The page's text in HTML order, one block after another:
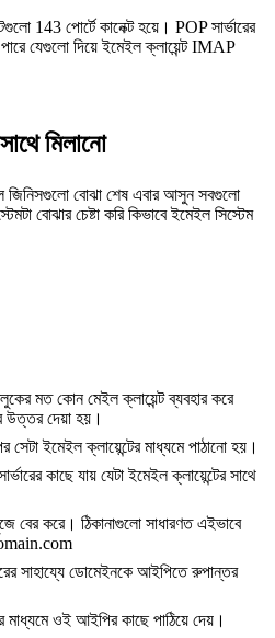
143 পোর্টে কানেক্ট হয়ে। POP সার্ভারের
যেগুলো দিয়ে ইমেইল ক্লায়েন্ট IMAP
মিলানো
জিনিসগুলো বোঝা শেষ এবার আসুন সবগুলো
বোঝার চেষ্টা করি কিভাবে ইমেইল সিস্টেম
মত কোন মেইল ক্লায়েন্ট ব্যবহার করে
উত্তর দেয়া হয়।
ইমেইল ক্লায়েন্টের মাধ্যমে পাঠানো‌ হয়।
কাছে যায় যেটা ইমেইল ক্লায়েন্টের সাথে
বের করে। ঠিকানাগুলো সাধারণত এইভাবে
সাহায্যে ডোমেইনকে আইপিতে রুপান্তর
মাধ্যমে ওই আইপির কাছে পাঠিয়ে দেয়।